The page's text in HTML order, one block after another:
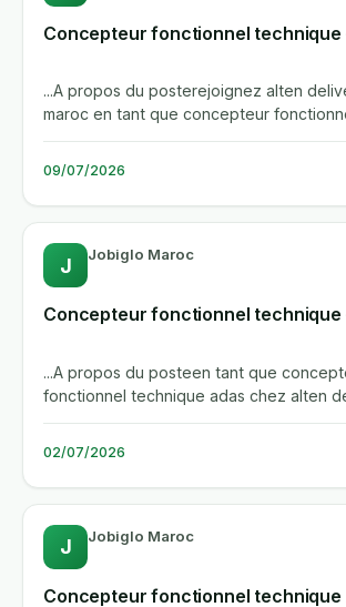
Concepteur fonctionnel technique
...A propos du posterejoignez alten
maroc en tant que concepteur
adas. vous...
09/07/2026
J Jobiglo Maroc
Concepteur fonctionnel technique
...A propos du posteen tant que
fonctionnel technique adas chez alten
maroc, vous participerez...
02/07/2026
J Jobiglo Maroc
Concepteur fonctionnel technique